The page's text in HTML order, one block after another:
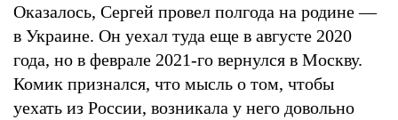
Оказалось, Сергей провел полгода на родине —
в Украине. Он уехал туда еще в августе 2020
года, но в феврале 2021-го вернулся в Москву.
Комик признался, что мысль о том, чтобы
уехать из России, возникала у него довольно